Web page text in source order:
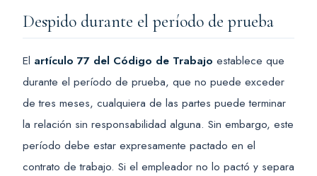
Despido durante el período de prueba
El artículo 77 del Código de Trabajo establece que
durante el período de prueba, que no puede exceder
de tres meses, cualquiera de las partes puede terminar
la relación sin responsabilidad alguna. Sin embargo, este
período debe estar expresamente pactado en el
contrato de trabajo. Si el empleador no lo pactó y separa